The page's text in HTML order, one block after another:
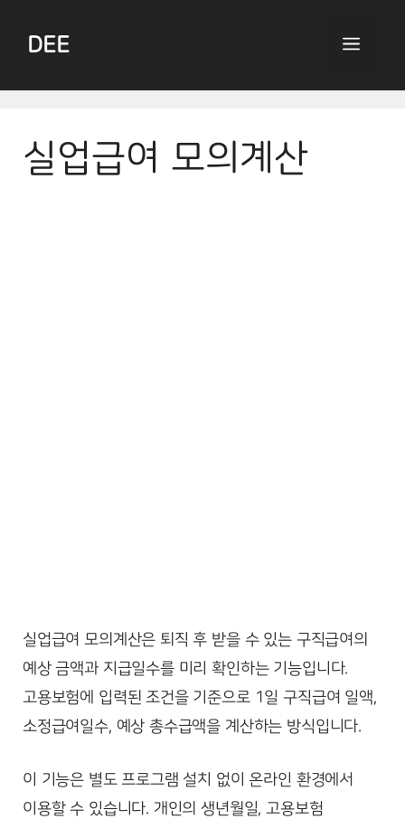
DEE Menu
실업급여 모의계산
실업급여 모의계산은 퇴직 후 받을 수 있는 구직급여의
예상 금액과 지급일수를 미리 확인하는 기능입니다.
고용보험에 입력된 조건을 기준으로 1일 구직급여 일액,
소정급여일수, 예상 총수급액을 계산하는 방식입니다.
이 기능은 별도 프로그램 설치 없이 온라인 환경에서
이용할 수 있습니다. 개인의 생년월일, 고용보험